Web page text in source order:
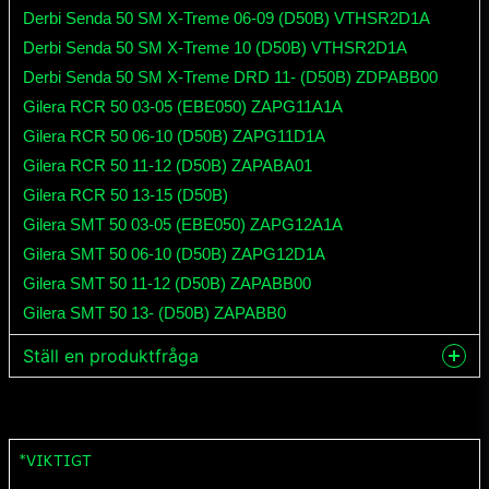
Derbi Senda 50 SM X-Treme 06-09 (D50B) VTHSR2D1A
Derbi Senda 50 SM X-Treme 10 (D50B) VTHSR2D1A
Derbi Senda 50 SM X-Treme DRD 11- (D50B) ZDPABB00
Gilera RCR 50 03-05 (EBE050) ZAPG11A1A
Gilera RCR 50 06-10 (D50B) ZAPG11D1A
Gilera RCR 50 11-12 (D50B) ZAPABA01
Gilera RCR 50 13-15 (D50B)
Gilera SMT 50 03-05 (EBE050) ZAPG12A1A
Gilera SMT 50 06-10 (D50B) ZAPG12D1A
Gilera SMT 50 11-12 (D50B) ZAPABB00
Gilera SMT 50 13- (D50B) ZAPABB0
Ställ en produktfråga
*VIKTIGT